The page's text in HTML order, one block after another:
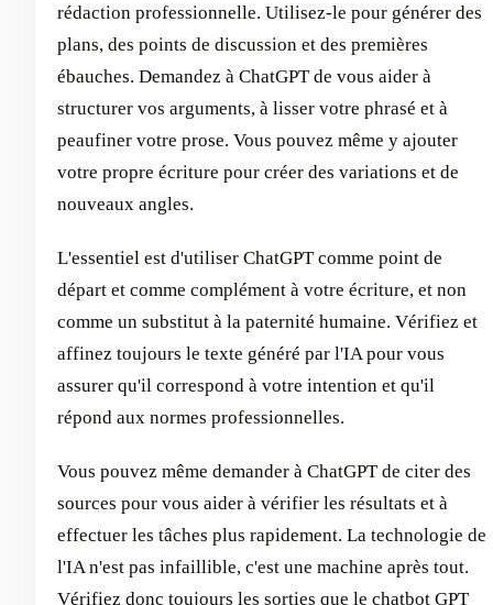
rédaction professionnelle. Utilisez-le pour générer des
plans, des points de discussion et des premières
ébauches. Demandez à ChatGPT de vous aider à
structurer vos arguments, à lisser votre phrasé et à
peaufiner votre prose. Vous pouvez même y ajouter
votre propre écriture pour créer des variations et de
nouveaux angles.
L'essentiel est d'utiliser ChatGPT comme point de
départ et comme complément à votre écriture, et non
comme un substitut à la paternité humaine. Vérifiez et
affinez toujours le texte généré par l'IA pour vous
assurer qu'il correspond à votre intention et qu'il
répond aux normes professionnelles.
Vous pouvez même demander à ChatGPT de citer des
sources pour vous aider à vérifier les résultats et à
effectuer les tâches plus rapidement. La technologie de
l'IA n'est pas infaillible, c'est une machine après tout.
Vérifiez donc toujours les sorties que le chatbot GPT